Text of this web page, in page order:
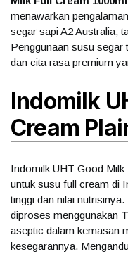
menawarkan
segar sapi A2 Australia,
Penggunaan susu segar
dan cita rasa premium
Indomilk
Cream
Indomilk UHT Good Milk
untuk susu full cream di
tinggi dan nilai
diproses menggunakan
aseptic dalam kemasan
kesegarannya.